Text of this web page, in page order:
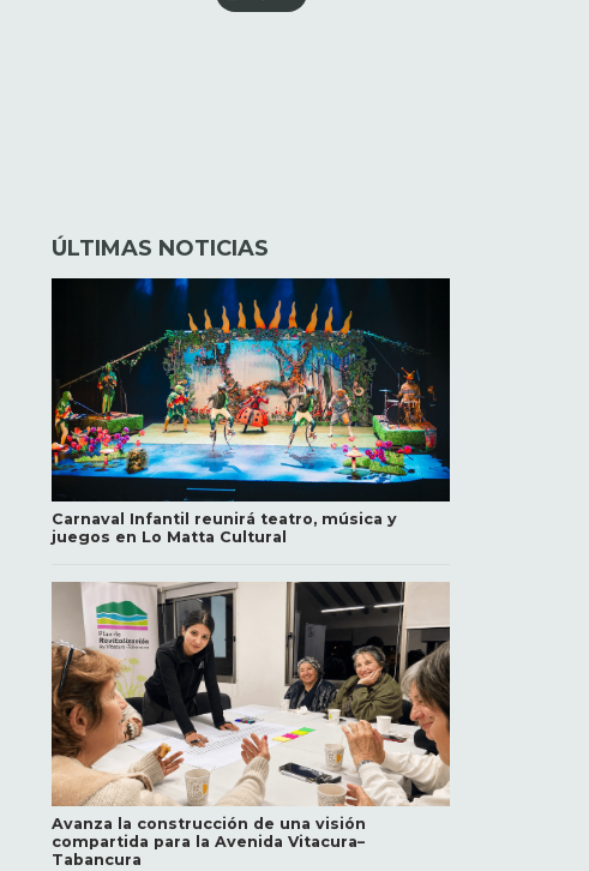
ÚLTIMAS NOTICIAS
Carnaval Infantil reunirá teatro, música y
juegos en Lo Matta Cultural
Avanza la construcción de una visión
compartida para la Avenida Vitacura–
Tabancura